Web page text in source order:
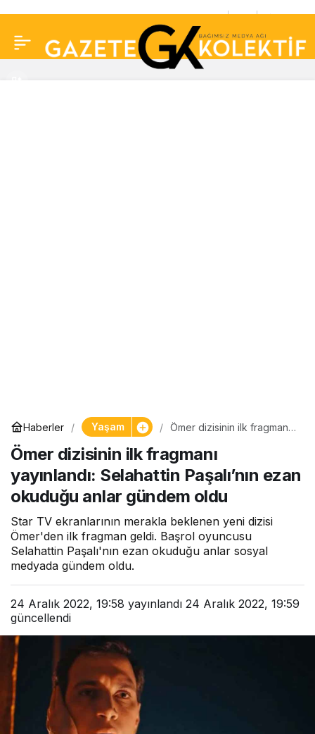
Haberler Yaşam
Ömer dizisinin ilk fragmanı
Paşalı’nın ezan okuduğu
anlar gündem oldu
Ömer dizisinin ilk fragmanı
yayınlandı: Selahattin Paşalı’nın ezan
okuduğu anlar gündem oldu
Star TV ekranlarının merakla beklenen yeni dizisi
Ömer'den ilk fragman geldi. Başrol oyuncusu
Selahattin Paşalı'nın ezan okuduğu anlar sosyal
medyada gündem oldu.
24 Aralık 2022, 19:58 yayınlandı 24 Aralık 2022, 19:59
güncellendi
boşanmışlardı: Zuhal